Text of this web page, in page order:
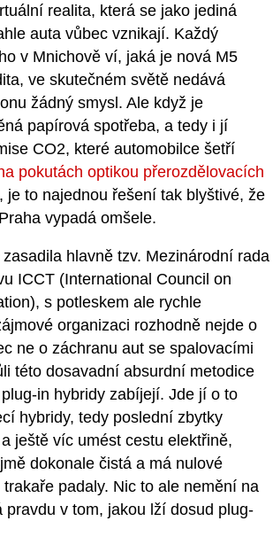
realita, která se jako jediná
auta vůbec vznikají. Každý
v Mnichově ví, jaká je nová M5
ve skutečném světě nedává
žádný smysl. Ale když je
papírová spotřeba, a tedy i jí
CO2, které automobilce šetří
pokutách optikou přerozdělovacích
, je to najednou řešení tak blyštivé, že
vypadá omšele.
hlavně tzv. Mezinárodní rada
ICCT (International Council on
s potleskem ale rychle
organizaci rozhodně nejde o
ne o záchranu aut se spalovacími
této dosavadní absurdní metodice
in hybridy zabíjejí. Jde jí o to
hybridy, tedy poslední zbytky
ještě víc umést cestu elektřině,
dokonale čistá a má nulové
padaly. Nic to ale nemění na
pravdu v tom, jakou lží dosud plug-